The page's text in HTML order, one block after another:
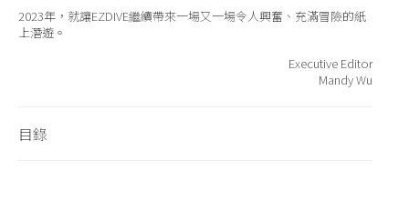
2023年，就讓EZDIVE繼續帶來一場又一場令人興奮、充滿冒險的紙
上潛遊。
Executive Editor
Mandy Wu
目錄